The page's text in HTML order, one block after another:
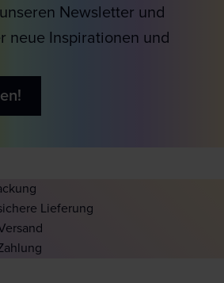
Newsletter und
neue Inspirationen und
Lieferung